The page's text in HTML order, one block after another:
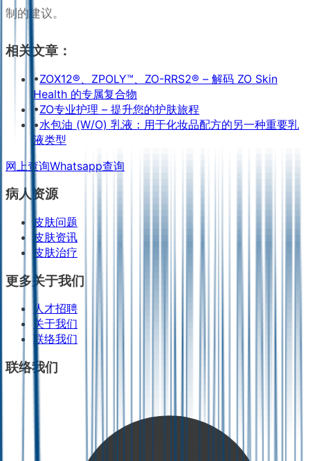
制的建议。
相关文章：
•ZOX12®、ZPOLY™、ZO-RRS2® – 解码 ZO Skin
Health 的专属复合物
•ZO专业护理 – 提升您的护肤旅程
•水包油 (W/O) 乳液：用于化妆品配方的另一种重要乳
液类型
网上查询Whatsapp查询
病人资源
皮肤问题
皮肤资讯
皮肤治疗
更多关于我们
人才招聘
关于我们
联络我们
联络我们